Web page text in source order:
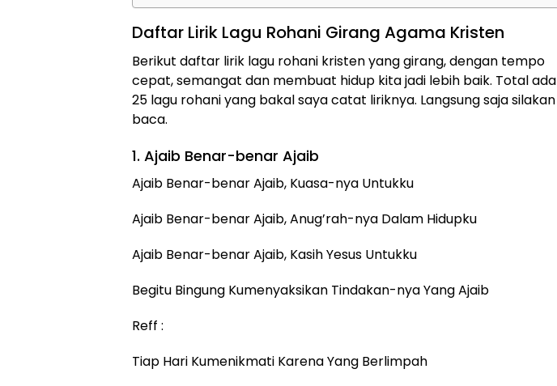
Daftar Lirik Lagu Rohani Girang Agama Kristen
Berikut daftar lirik lagu rohani kristen yang girang, dengan tempo
cepat, semangat dan membuat hidup kita jadi lebih baik. Total ada
25 lagu rohani yang bakal saya catat liriknya. Langsung saja silakan
baca.
1. Ajaib Benar-benar Ajaib
Ajaib Benar-benar Ajaib, Kuasa-nya Untukku
Ajaib Benar-benar Ajaib, Anug’rah-nya Dalam Hidupku
Ajaib Benar-benar Ajaib, Kasih Yesus Untukku
Begitu Bingung Kumenyaksikan Tindakan-nya Yang Ajaib
Reff :
Tiap Hari Kumenikmati Karena Yang Berlimpah